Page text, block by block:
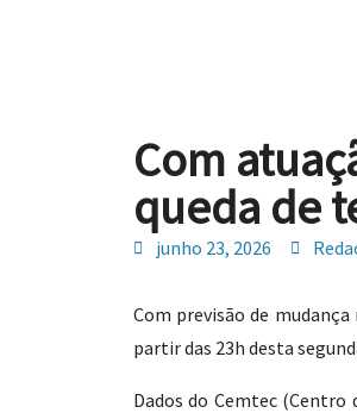
Com
queda de
junho 23, 2026
Com previsão de
partir das 23h desta
Dados do Cemtec